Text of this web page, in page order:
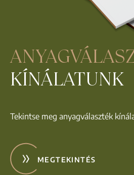
KÍNÁLATUNK
Tekintse meg anyagválaszték
MEGTEKINTÉS